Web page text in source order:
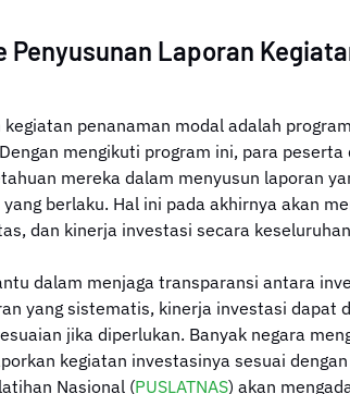
Laporan
penanaman modal adalah
mengikuti program ini, para peserta
mereka dalam menyusun laporan
berlaku. Hal ini pada akhirnya akan
dan kinerja investasi secara
dalam menjaga transparansi antara
yang sistematis, kinerja investasi dapat
jika diperlukan. Banyak negara
kegiatan investasinya sesuai
Nasional (PUSLATNAS) akan